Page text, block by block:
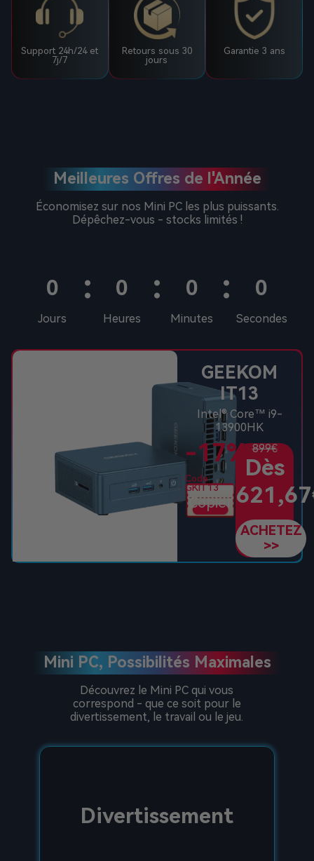
Support 24h/24 et
7j/7
Retours sous 30
jours
Garantie 3 ans
Meilleures Offres de l'Année
Économisez sur nos Mini PC les plus puissants.
Dépêchez-vous - stocks limités !
0
Jours
: 0
Heures
: 0
Minutes
: 0
Secondes
GEEKOM
IT13
Intel® Core™ i9-
13900HK
-17%
Code:
GKIT13
Copier
899€
Dès
ACHETEZ
>>
Mini PC, Possibilités Maximales
Découvrez le Mini PC qui vous
correspond - que ce soit pour le
divertissement, le travail ou le jeu.
Divertissement